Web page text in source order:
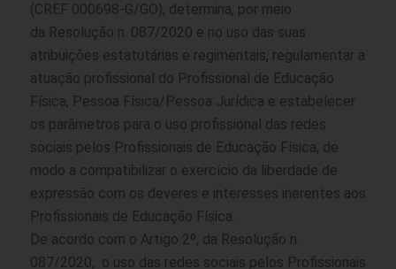
(CREF 000698-G/GO), determina, por meio
da Resolução n. 087/2020 e no uso das suas
atribuições estatutárias e regimentais, regulamentar a
atuação profissional do Profissional de Educação
Física, Pessoa Física/Pessoa Jurídica e estabelecer
os parâmetros para o uso profissional das redes
sociais pelos Profissionais de Educação Física, de
modo a compatibilizar o exercício da liberdade de
expressão com os deveres e interesses inerentes aos
Profissionais de Educação Física.
De acordo com o Artigo 2º, da Resolução n.
087/2020, o uso das redes sociais pelos Profissionais